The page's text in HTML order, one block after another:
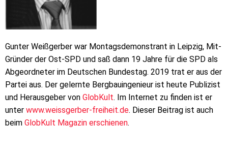
Gunter Weißgerber war Montagsdemonstrant in Leipzig, Mit-
Gründer der Ost-SPD und saß dann 19 Jahre für die SPD als
Abgeordneter im Deutschen Bundestag. 2019 trat er aus der
Partei aus. Der gelernte Bergbauingenieur ist heute Publizist
und Herausgeber von GlobKult. Im Internet zu finden ist er
unter www.weissgerber-freiheit.de. Dieser Beitrag ist auch
beim GlobKult Magazin erschienen.